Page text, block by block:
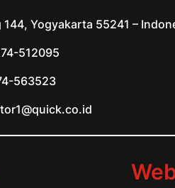
144, Yogyakarta 55241 –
512095
563523